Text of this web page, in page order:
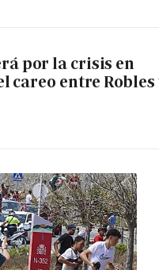
por la crisis en
careo entre Robles